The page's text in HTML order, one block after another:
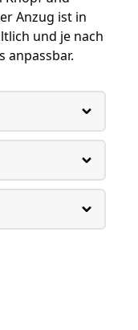
Anzug ist in
und je nach
anpassbar.